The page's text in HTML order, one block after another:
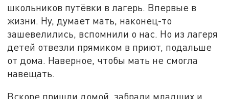
школьников путёвки в лагерь. Впервые в
жизни. Ну, думает мать, наконец-то
зашевелились, вспомнили о нас. Но из лагеря
детей отвезли прямиком в приют, подальше
от дома. Наверное, чтобы мать не смогла
навещать.
Вскоре пришли домой, забрали младших и